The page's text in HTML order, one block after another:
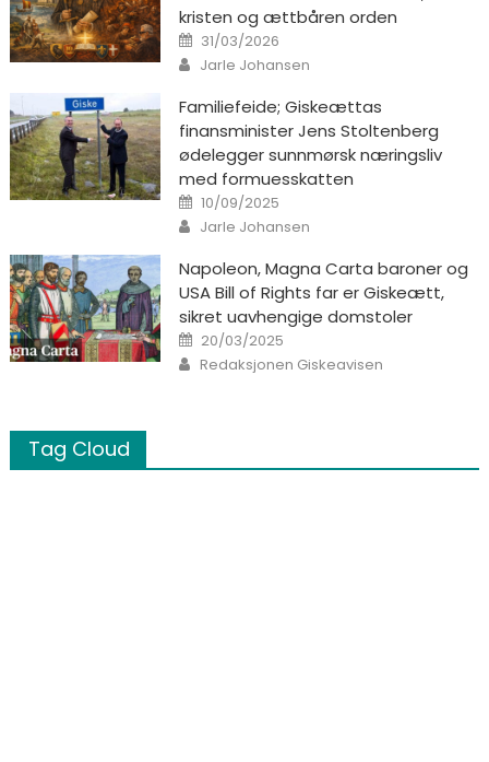
kristen og ættbåren orden
Posted on
31/03/2026
Author
Jarle Johansen
Familiefeide; Giskeættas
finansminister Jens Stoltenberg
ødelegger sunnmørsk næringsliv
med formuesskatten
Posted on
10/09/2025
Author
Jarle Johansen
Napoleon, Magna Carta baroner og
USA Bill of Rights far er Giskeætt,
sikret uavhengige domstoler
Posted on
20/03/2025
Author
Redaksjonen Giskeavisen
Tag Cloud